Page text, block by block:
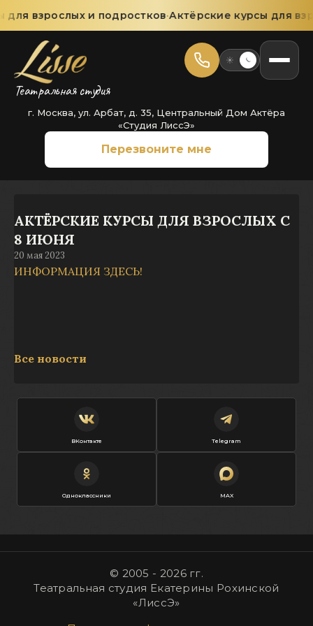
для взрослых и подростков·Актёрские курсы для
Театральная студия
г. Москва, ул. Арбат, д. 35, Центральный Дом Актёра
«Студия ЛиссЭ»
Перезвоните мне
АКТЁРСКИЕ КУРСЫ ДЛЯ ВЗРОСЛЫХ С
8 ИЮНЯ
20 мая 2023
ИНФОРМАЦИЯ ЗДЕСЬ!
Все новости
ВКонтакте Telegram
Одноклассники MAX
© 2005 - 2026 гг.
Театральная студия Екатерины Рохинской
«ЛиссЭ»